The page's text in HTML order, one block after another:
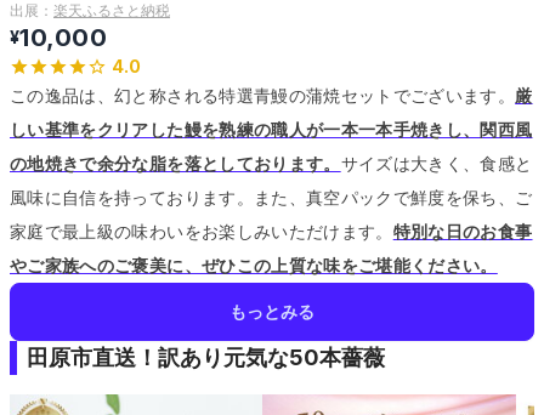
出展： 楽天ふるさと納税
¥10,000
4.0
この逸品は、幻と称される特選青鰻の蒲焼セットでございます。 厳
しい基準をクリアした鰻を熟練の職人が一本一本手焼きし、関西風
の地焼きで余分な脂を落としております。 サイズは大きく、食感と
風味に自信を持っております。
また、真空パックで鮮度を保ち、ご
家庭で最上級の味わいをお楽しみいただけます。 特別な日のお食事
やご家族へのご褒美に、ぜひこの上質な味をご堪能ください。
もっとみる
田原市直送！訳あり元気な50本薔薇